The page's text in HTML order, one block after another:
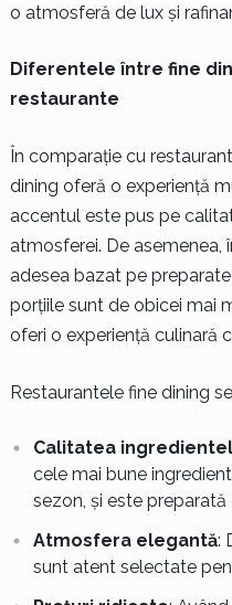
o atmosferă de lux și
Diferentele între fine
restaurante
În comparație cu
dining oferă o experiență
accentul este pus pe
atmosferei. De asemenea,
adesea bazat pe
porțiile sunt de obicei mai
oferi o experiență culinară
Restaurantele fine dining
Calitatea
cele mai bune
sezon, și este
Atmosfera elegantă:
sunt atent selectate